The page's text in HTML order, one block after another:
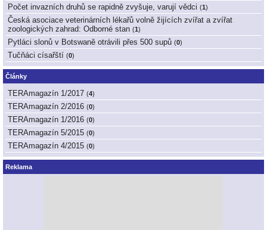
Počet invazních druhů se rapidně zvyšuje, varují vědci (1 )
Česká asociace veterinárních lékařů volně žijících zvířat a zvířat
zoologických zahrad: Odborné stan (1 )
Pytláci slonů v Botswaně otrávili přes 500 supů (0)
Tučňáci císařští (0)
Články
TERAmagazín 1/2017 (4)
TERAmagazín 2/2016 (0)
TERAmagazín 1/2016 (0)
TERAmagazín 5/2015 (0)
TERAmagazín 4/2015 (0)
Reklama